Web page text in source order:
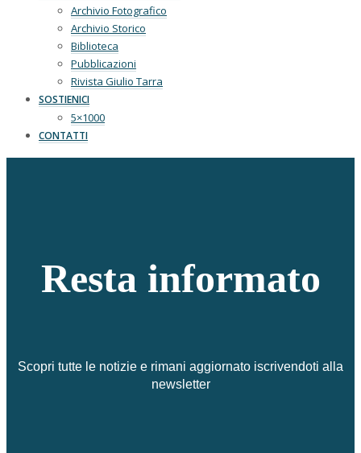
Archivio Fotografico
Archivio Storico
Biblioteca
Pubblicazioni
Rivista Giulio Tarra
SOSTIENICI
5×1000
CONTATTI
Resta informato
Scopri tutte le notizie e rimani aggiornato iscrivendoti alla
newsletter